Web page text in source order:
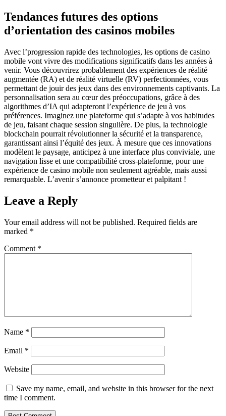
Tendances futures des options
d’orientation des casinos mobiles
Avec l’progression rapide des technologies, les options de casino
mobile vont vivre des modifications significatifs dans les années à
venir. Vous découvrirez probablement des expériences de réalité
augmentée (RA) et de réalité virtuelle (RV) perfectionnées, vous
permettant de jouir des jeux dans des environnements captivants. La
personnalisation sera au cœur des préoccupations, grâce à des
algorithmes d’IA qui adapteront l’expérience de jeu à vos
préférences. Imaginez une plateforme qui s’adapte à vos habitudes
de jeu, faisant chaque session singulière. De plus, la technologie
blockchain pourrait révolutionner la sécurité et la transparence,
garantissant ainsi l’équité des jeux. À mesure que ces innovations
modèlent le paysage, anticipez à une interface plus conviviale, une
navigation lisse et une compatibilité cross-plateforme, pour une
expérience de casino mobile non seulement agréable, mais aussi
remarquable. L’avenir s’annonce prometteur et palpitant !
Leave a Reply
Your email address will not be published. Required fields are
marked *
Comment *
Name *
Email *
Website
Save my name, email, and website in this browser for the next
time I comment.